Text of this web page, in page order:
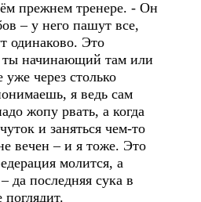
прежнем тренере. - Он
– у него пашут все,
одинаково. Это
ты начинающий там или
через столько
я ведь сам
жопу рвать, а когда
и заняться чем-то
вечен – и я тоже. Это
молится, а
да последняя сука в